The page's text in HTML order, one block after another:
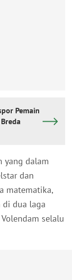
Pemain
yang dalam
dan
matematika,
di dua laga
selalu